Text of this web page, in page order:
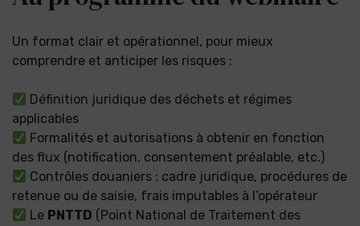
Un format clair et opérationnel, pour mieux
comprendre et anticiper les risques :
Définition juridique des déchets et régimes
applicables
Formalités et autorisations à obtenir en fonction
des flux (notification, consentement préalable, etc.)
Contrôles douaniers : cadre juridique, procédures de
retenue ou de saisie, frais imputables à l’opérateur
Le PNTTD (Point National de Traitement des